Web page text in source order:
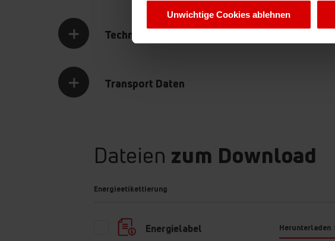
Unwichtige Cookies ablehnen
Gleichmäßiges Backergebnisse
sein. Die in den Backöfen von Amica verwendete Lösung sorgt für eine
ausreichende Luftzirkulation im Inneren der Kammer. So wird
werden.
Technische Daten
Transport Daten
Dateien zum Download
Energieetikettierung
Energielabel Herunterladen